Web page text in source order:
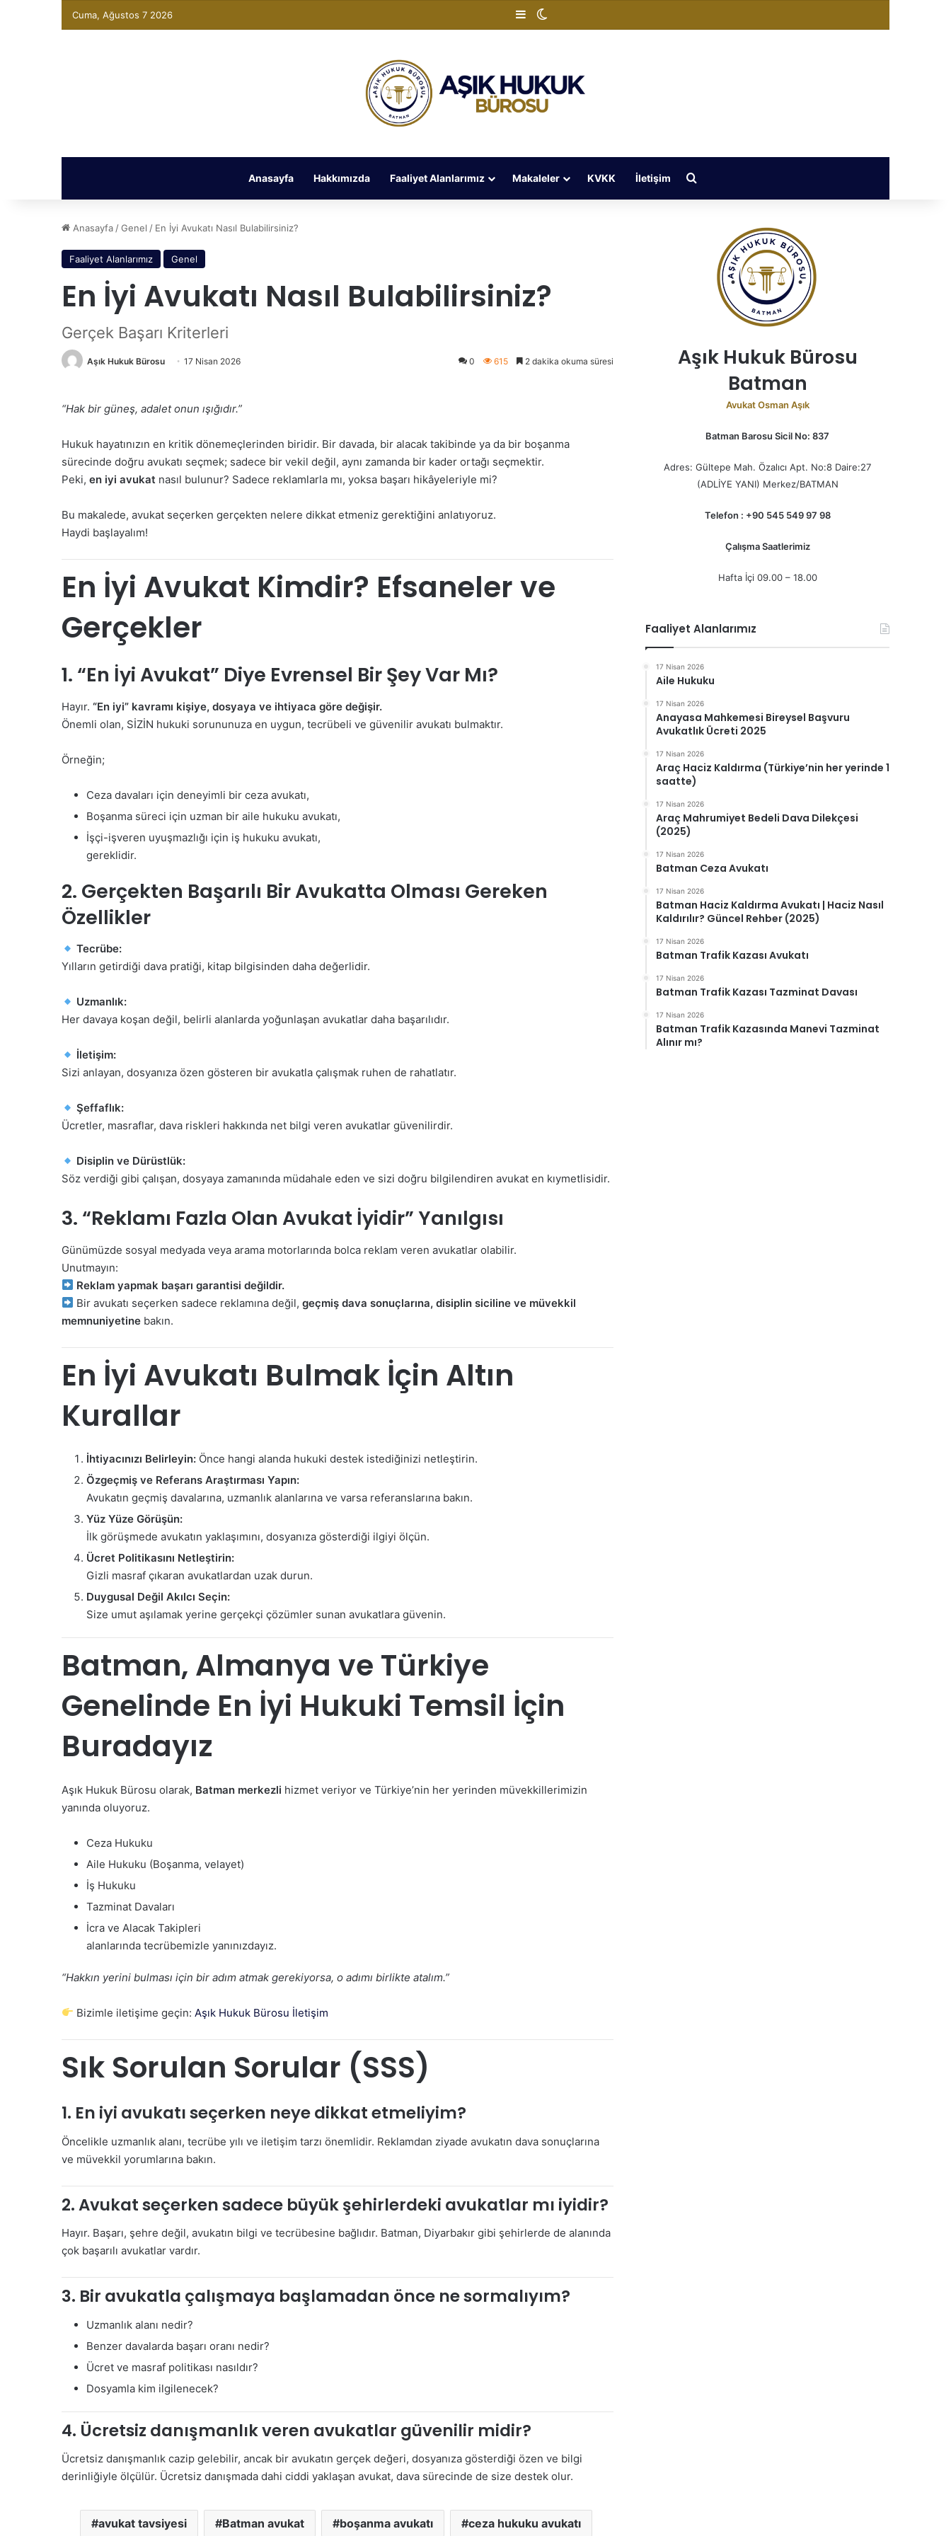
Cuma, Ağustos 7 2026 Kenar Bölmesi
Anasayfa Hakkımızda Faaliyet Alanlarımız Makaleler KVKK İletişim
Anasayfa /Genel / En İyi Avukatı Nasıl Bulabilirsiniz?
Faaliyet Alanlarımız Genel
En İyi Avukatı Nasıl Bulabilirsiniz?
Gerçek Başarı Kriterleri
Aşık Hukuk Bürosu 17 Nisan 2026 0 615 2 dakika okuma süresi
“Hak bir güneş, adalet onun ışığıdır.”
Hukuk hayatınızın en kritik dönemeçlerinden biridir. Bir davada, bir alacak takibinde ya da bir boşanma
sürecinde doğru avukatı seçmek; sadece bir vekil değil, aynı zamanda bir kader ortağı seçmektir.
Peki, en iyi avukat nasıl bulunur? Sadece reklamlarla mı, yoksa başarı hikâyeleriyle mi?
Bu makalede, avukat seçerken gerçekten nelere dikkat etmeniz gerektiğini anlatıyoruz.
Haydi başlayalım!
En İyi Avukat Kimdir? Efsaneler ve
Gerçekler
1. “En İyi Avukat” Diye Evrensel Bir Şey Var Mı?
Hayır. “En iyi” kavramı kişiye, dosyaya ve ihtiyaca göre değişir.
Önemli olan, SİZİN hukuki sorununuza en uygun, tecrübeli ve güvenilir avukatı bulmaktır.
Örneğin;
Ceza davaları için deneyimli bir ceza avukatı,
Boşanma süreci için uzman bir aile hukuku avukatı,
İşçi-işveren uyuşmazlığı için iş hukuku avukatı,
gereklidir.
2. Gerçekten Başarılı Bir Avukatta Olması Gereken
Özellikler
Tecrübe:
Yılların getirdiği dava pratiği, kitap bilgisinden daha değerlidir.
Uzmanlık:
Her davaya koşan değil, belirli alanlarda yoğunlaşan avukatlar daha başarılıdır.
İletişim:
Sizi anlayan, dosyanıza özen gösteren bir avukatla çalışmak ruhen de rahatlatır.
Şeffaflık:
Ücretler, masraflar, dava riskleri hakkında net bilgi veren avukatlar güvenilirdir.
Disiplin ve Dürüstlük:
Söz verdiği gibi çalışan, dosyaya zamanında müdahale eden ve sizi doğru bilgilendiren avukat en kıymetlisidir.
3. “Reklamı Fazla Olan Avukat İyidir” Yanılgısı
Günümüzde sosyal medyada veya arama motorlarında bolca reklam veren avukatlar olabilir.
Unutmayın:
Reklam yapmak başarı garantisi değildir.
Bir avukatı seçerken sadece reklamına değil,geçmiş dava sonuçlarına, disiplin siciline ve müvekkil
memnuniyetine bakın.
En İyi Avukatı Bulmak İçin Altın
Kurallar
İhtiyacınızı Belirleyin: Önce hangi alanda hukuki destek istediğinizi netleştirin.
Özgeçmiş ve Referans Araştırması Yapın:
Avukatın geçmiş davalarına, uzmanlık alanlarına ve varsa referanslarına bakın.
Yüz Yüze Görüşün:
İlk görüşmede avukatın yaklaşımını, dosyanıza gösterdiği ilgiyi ölçün.
Ücret Politikasını Netleştirin:
Gizli masraf çıkaran avukatlardan uzak durun.
Duygusal Değil Akılcı Seçin:
Size umut aşılamak yerine gerçekçi çözümler sunan avukatlara güvenin.
Batman, Almanya ve Türkiye
Genelinde En İyi Hukuki Temsil İçin
Buradayız
Aşık Hukuk Bürosu olarak, Batman merkezli hizmet veriyor ve Türkiye’nin her yerinden müvekkillerimizin
yanında oluyoruz.
Ceza Hukuku
Aile Hukuku (Boşanma, velayet)
İş Hukuku
Tazminat Davaları
İcra ve Alacak Takipleri
alanlarında tecrübemizle yanınızdayız.
“Hakkın yerini bulması için bir adım atmak gerekiyorsa, o adımı birlikte atalım.”
Bizimle iletişime geçin: Aşık Hukuk Bürosu İletişim
Sık Sorulan Sorular (SSS)
1. En iyi avukatı seçerken neye dikkat etmeliyim?
Öncelikle uzmanlık alanı, tecrübe yılı ve iletişim tarzı önemlidir. Reklamdan ziyade avukatın dava sonuçlarına
ve müvekkil yorumlarına bakın.
2. Avukat seçerken sadece büyük şehirlerdeki avukatlar mı iyidir?
Hayır. Başarı, şehre değil, avukatın bilgi ve tecrübesine bağlıdır. Batman, Diyarbakır gibi şehirlerde de alanında
çok başarılı avukatlar vardır.
3. Bir avukatla çalışmaya başlamadan önce ne sormalıyım?
Uzmanlık alanı nedir?
Benzer davalarda başarı oranı nedir?
Ücret ve masraf politikası nasıldır?
Dosyamla kim ilgilenecek?
4. Ücretsiz danışmanlık veren avukatlar güvenilir midir?
Ücretsiz danışmanlık cazip gelebilir, ancak bir avukatın gerçek değeri, dosyanıza gösterdiği özen ve bilgi
derinliğiyle ölçülür. Ücretsiz danışmada dahi ciddi yaklaşan avukat, dava sürecinde de size destek olur.
avukat tavsiyesi Batman avukat boşanma avukatı ceza hukuku avukatı
Aşık Hukuk Bürosu
Batman
Avukat Osman Aşık
Batman Barosu Sicil No: 837
Adres: Gültepe Mah. Özalıcı Apt. No:8 Daire:27
(ADLİYE YANI) Merkez/BATMAN
Telefon : +90 545 549 97 98
Çalışma Saatlerimiz
Hafta İçi 09.00 – 18.00
Faaliyet Alanlarımız
17 Nisan 2026
Aile Hukuku
17 Nisan 2026
Anayasa Mahkemesi Bireysel Başvuru
Avukatlık Ücreti 2025
17 Nisan 2026
Araç Haciz Kaldırma (Türkiye’nin her yerinde 1
saatte)
17 Nisan 2026
Araç Mahrumiyet Bedeli Dava Dilekçesi
(2025)
17 Nisan 2026
Batman Ceza Avukatı
17 Nisan 2026
Batman Haciz Kaldırma Avukatı | Haciz Nasıl
Kaldırılır? Güncel Rehber (2025)
17 Nisan 2026
Batman Trafik Kazası Avukatı
17 Nisan 2026
Batman Trafik Kazası Tazminat Davası
17 Nisan 2026
Batman Trafik Kazasında Manevi Tazminat
Alınır mı?